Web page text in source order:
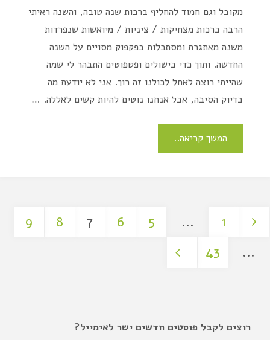
מקובל וגם חמוד להחליף ברכות שנה טובה, והשנה ראיתי
הרבה ברכות מצחיקות / ציניות / מיואשות שנפרדות
משנה מאתגרת ומסתכלות בפקפוק מסויים על השנה
החדשה. ותוך כדי בישולים ופטפוטים התבהר לי שמה
שהייתי רוצה לאחל לכולנו זה רוך. אני לא יודעת מה
בדיוק הסיבה, אבל אנחנו נוטים להיות קשים לאללה. …
המשך קריאה..
1
…
5
6
7
8
9
…
43
רוצים לקבל פוסטים חדשים ישר לאימייל?